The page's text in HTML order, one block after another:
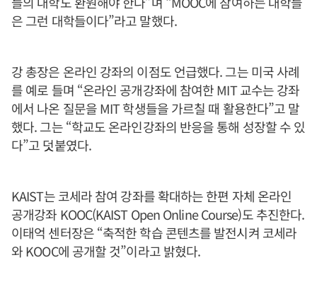
은 그런 대학들이다”라고 말했다.
강 총장은 온라인 강좌의 이점도 언급했다. 그는 미국 사례
를 예로 들며 “온라인 공개강좌에 참여한 MIT 교수는 강좌
에서 나온 질문을 MIT 학생들을 가르칠 때 활용한다”고 말
했다. 그는 “학교도 온라인강좌의 반응을 통해 성장할 수 있
다”고 덧붙였다.
KAIST는 코세라 참여 강좌를 확대하는 한편 자체 온라인
공개강좌 KOOC(KAIST Open Online Course)도 추진한다.
이태억 센터장은 “축적한 학습 콘텐츠를 발전시켜 코세라
와 KOOC에 공개할 것”이라고 밝혔다.